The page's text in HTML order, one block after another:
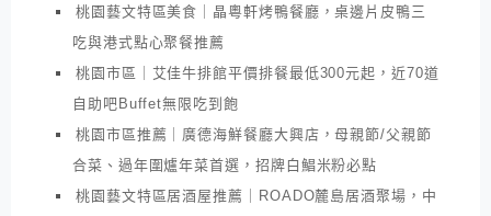
桃園藝文特區美食｜晶粵軒烤鴨餐廳，桌邊片皮鴨三
吃與港式點心聚餐推薦
桃園市區｜艾佳牛排館平價排餐最低300元起，近70道
自助吧Buffet無限吃到飽
桃園市區推薦｜廣德海鮮餐廳大興店，母親節/父親節
合菜、過年圍爐年菜首選，招牌白鯧米粉必點
桃園藝文特區居酒屋推薦｜ROADO麓島居酒聚場，中